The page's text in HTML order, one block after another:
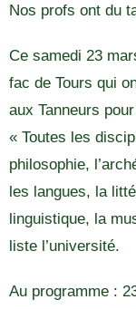
Nos profs ont du
Ce samedi 23
fac de Tours qui
aux Tanneurs
« Toutes les
philosophie,
les langues, la
linguistique, la
liste l’université.
Au programme :